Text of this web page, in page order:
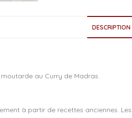
DESCRIPTION
au Curry de Madras.
à partir de recettes anciennes.